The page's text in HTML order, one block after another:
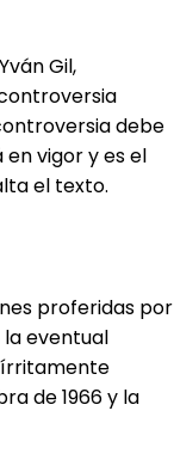
Gil,
debe
vigor y es el
el texto.
proferidas por
la eventual
írritamente
de 1966 y la